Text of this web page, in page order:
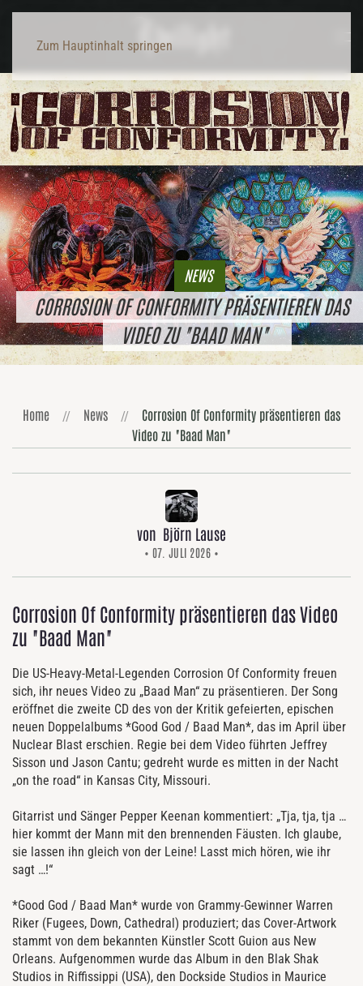
Zum Hauptinhalt springen
NEWS
CORROSION OF CONFORMITY PRÄSENTIEREN DAS
VIDEO ZU "BAAD MAN"
Home News
Corrosion Of Conformity präsentieren das
Video zu "Baad Man"
von Björn Lause
• 07. JULI 2026 •
Corrosion Of Conformity präsentieren das Video
zu "Baad Man"
Die US-Heavy-Metal-Legenden Corrosion Of Conformity freuen
sich, ihr neues Video zu „Baad Man“ zu präsentieren. Der Song
eröffnet die zweite CD des von der Kritik gefeierten, epischen
neuen Doppelalbums *Good God / Baad Man*, das im April über
Nuclear Blast erschien. Regie bei dem Video führten Jeffrey
Sisson und Jason Cantu; gedreht wurde es mitten in der Nacht
„on the road“ in Kansas City, Missouri.
Gitarrist und Sänger Pepper Keenan kommentiert: „Tja, tja, tja …
hier kommt der Mann mit den brennenden Fäusten. Ich glaube,
sie lassen ihn gleich von der Leine! Lasst mich hören, wie ihr
sagt …!“
*Good God / Baad Man* wurde von Grammy-Gewinner Warren
Riker (Fugees, Down, Cathedral) produziert; das Cover-Artwork
stammt von dem bekannten Künstler Scott Guion aus New
Orleans. Aufgenommen wurde das Album in den Blak Shak
Studios in Riffissippi (USA), den Dockside Studios in Maurice